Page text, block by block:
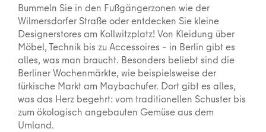
Bummeln Sie in den Fußgängerzonen wie der
Wilmersdorfer Straße oder entdecken Sie kleine
Designerstores am Kollwitzplatz! Von Kleidung über
Möbel, Technik bis zu Accessoires – in Berlin gibt es
alles, was man braucht. Besonders beliebt sind die
Berliner Wochenmärkte, wie beispielsweise der
türkische Markt am Maybachufer. Dort gibt es alles,
was das Herz begehrt: vom traditionellen Schuster bis
zum ökologisch angebauten Gemüse aus dem
Umland.